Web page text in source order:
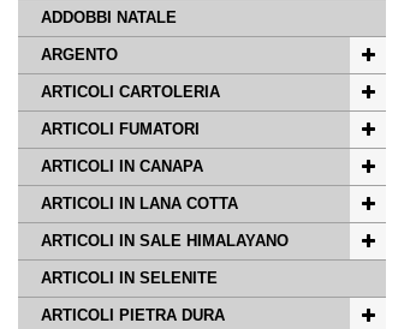
ADDOBBI NATALE
ARGENTO
ARTICOLI CARTOLERIA
ARTICOLI FUMATORI
ARTICOLI IN CANAPA
ARTICOLI IN LANA COTTA
ARTICOLI IN SALE HIMALAYANO
ARTICOLI IN SELENITE
ARTICOLI PIETRA DURA